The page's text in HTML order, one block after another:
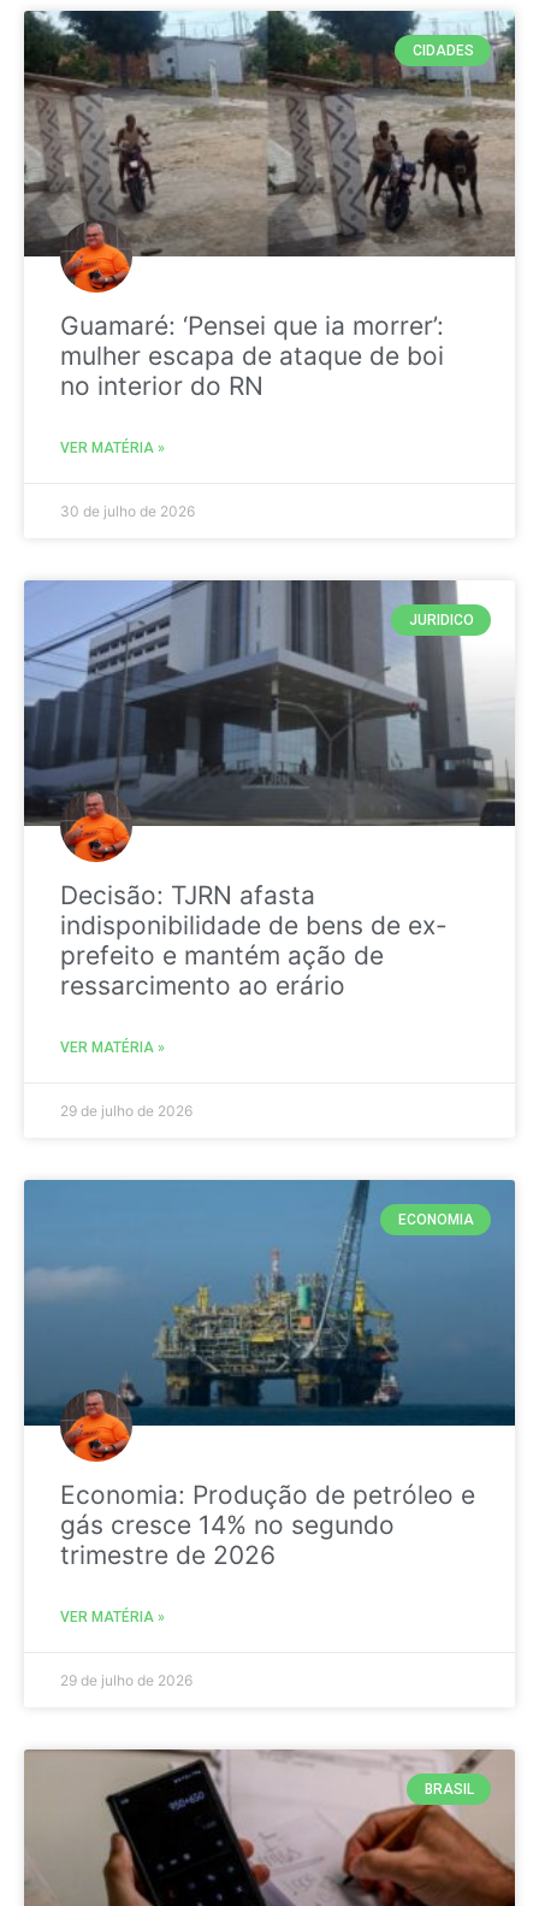
CIDADES
Guamaré: ‘Pensei que ia morrer’:
mulher escapa de ataque de boi
no interior do RN
VER MATÉRIA »
30 de julho de 2026
JURIDICO
Decisão: TJRN afasta
indisponibilidade de bens de ex-
prefeito e mantém ação de
ressarcimento ao erário
VER MATÉRIA »
29 de julho de 2026
ECONOMIA
Economia: Produção de petróleo e
gás cresce 14% no segundo
trimestre de 2026
VER MATÉRIA »
29 de julho de 2026
BRASIL